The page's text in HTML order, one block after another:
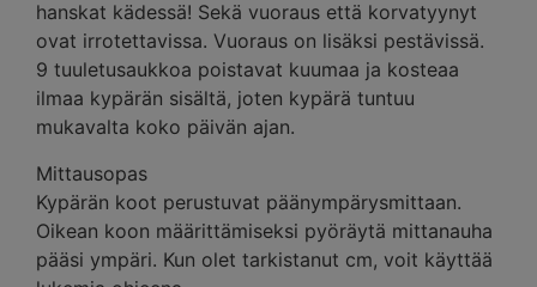
hanskat kädessä! Sekä vuoraus että korvatyynyt
ovat irrotettavissa. Vuoraus on lisäksi pestävissä.
9 tuuletusaukkoa poistavat kuumaa ja kosteaa
ilmaa kypärän sisältä, joten kypärä tuntuu
mukavalta koko päivän ajan.
Mittausopas
Kypärän koot perustuvat päänympärysmittaan.
Oikean koon määrittämiseksi pyöräytä mittanauha
pääsi ympäri. Kun olet tarkistanut cm, voit käyttää